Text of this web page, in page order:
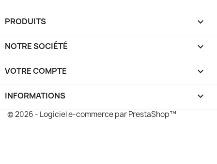
PRODUITS 
NOTRE SOCIÉTÉ 
VOTRE COMPTE 
INFORMATIONS keyboard_arrow_down
© 2026 - Logiciel e-commerce par PrestaShop™